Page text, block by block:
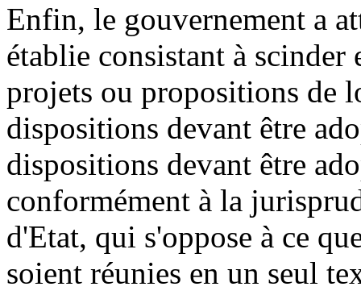
Enfin, le gouvernement a
établie consistant à
projets ou propositions de
dispositions devant être
dispositions devant être
conformément à la
d'Etat, qui s'oppose à ce
soient réunies en un seul